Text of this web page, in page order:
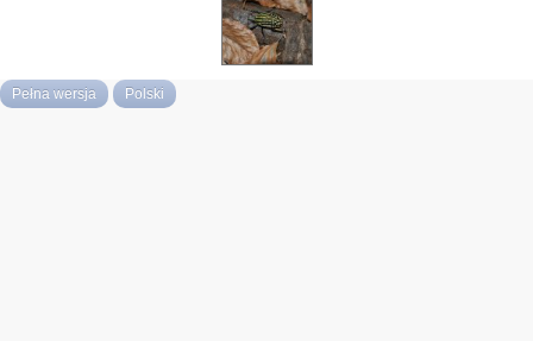
Pełna wersja Polski